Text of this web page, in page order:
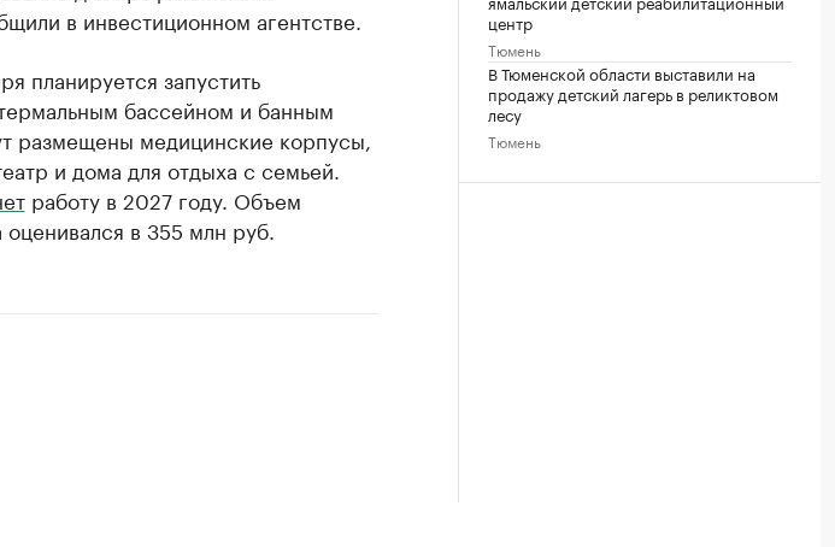
в инвестиционном агентстве.
планируется запустить
бассейном и банным
размещены медицинские корпусы,
и дома для отдыха с семьей.
работу в 2027 году. Объем
в 355 млн руб.
центр
Тюмень
В Тюменской области выставили на
продажу детский лагерь в реликтовом
лесу
Тюмень